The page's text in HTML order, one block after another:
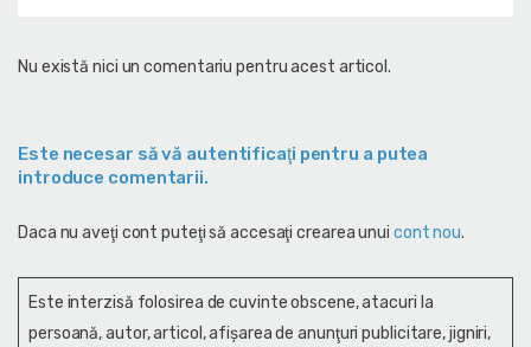
Nu există nici un comentariu pentru acest articol.
Este necesar să vă autentificaţi pentru a putea
introduce comentarii.
Daca nu aveţi cont puteţi să accesaţi crearea unui cont nou.
Este interzisă folosirea de cuvinte obscene, atacuri la
persoană, autor, articol, afişarea de anunţuri publicitare, jigniri,